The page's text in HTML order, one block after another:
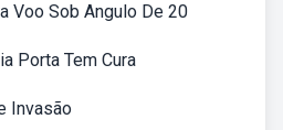
Voo Sob Angulo De 20
Porta Tem Cura
Invasão